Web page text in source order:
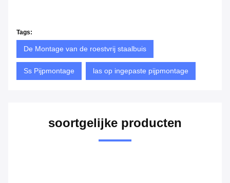
Tags:
De Montage van de roestvrij staalbuis
Ss Pijpmontage las op ingepaste pijpmontage
soortgelijke producten